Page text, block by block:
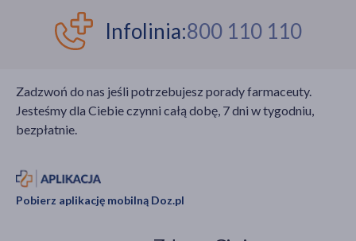
Infolinia:800 110 110
Zadzwoń do nas jeśli potrzebujesz porady farmaceuty.
Jesteśmy dla Ciebie czynni całą dobę, 7 dni w tygodniu,
bezpłatnie.
Pobierz aplikację mobilną Doz.pl